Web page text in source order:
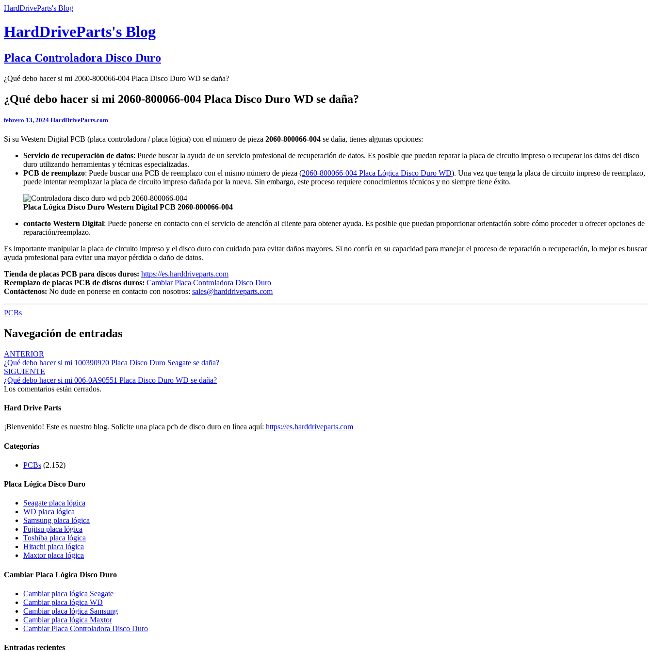
HardDriveParts's Blog
HardDriveParts's Blog
Placa Controladora Disco Duro
¿Qué debo hacer si mi 2060-800066-004 Placa Disco Duro WD se daña?
¿Qué debo hacer si mi 2060-800066-004 Placa Disco Duro WD se daña?
febrero 13, 2024 HardDriveParts.com
Si su Western Digital PCB (placa controladora / placa lógica) con el número de pieza 2060-800066-004 se daña, tienes algunas opciones:
Servicio de recuperación de datos: Puede buscar la ayuda de un servicio profesional de recuperación de datos. Es posible que puedan reparar la placa de circuito impreso o recuperar los datos del disco
duro utilizando herramientas y técnicas especializadas.
PCB de reemplazo: Puede buscar una PCB de reemplazo con el mismo número de pieza (2060-800066-004 Placa Lógica Disco Duro WD). Una vez que tenga la placa de circuito impreso de reemplazo,
puede intentar reemplazar la placa de circuito impreso dañada por la nueva. Sin embargo, este proceso requiere conocimientos técnicos y no siempre tiene éxito.
Placa Lógica Disco Duro Western Digital PCB 2060-800066-004
contacto Western Digital: Puede ponerse en contacto con el servicio de atención al cliente para obtener ayuda. Es posible que puedan proporcionar orientación sobre cómo proceder u ofrecer opciones de
reparación/reemplazo.
Es importante manipular la placa de circuito impreso y el disco duro con cuidado para evitar daños mayores. Si no confía en su capacidad para manejar el proceso de reparación o recuperación, lo mejor es buscar
ayuda profesional para evitar una mayor pérdida o daño de datos.
Tienda de placas PCB para discos duros: https://es.harddriveparts.com
Reemplazo de placas PCB de discos duros: Cambiar Placa Controladora Disco Duro
Contáctenos: No dude en ponerse en contacto con nosotros: sales@harddriveparts.com
PCBs
Navegación de entradas
ANTERIOR
¿Qué debo hacer si mi 100390920 Placa Disco Duro Seagate se daña?
SIGUIENTE
¿Qué debo hacer si mi 006-0A90551 Placa Disco Duro WD se daña?
Los comentarios están cerrados.
Hard Drive Parts
¡Bienvenido! Este es nuestro blog. Solicite una placa pcb de disco duro en línea aquí: https://es.harddriveparts.com
Categorías
PCBs (2.152)
Placa Lógica Disco Duro
Seagate placa lógica
WD placa lógica
Samsung placa lógica
Fujitsu placa lógica
Toshiba placa lógica
Hitachi placa lógica
Maxtor placa lógica
Cambiar Placa Lógica Disco Duro
Cambiar placa lógica Seagate
Cambiar placa lógica WD
Cambiar placa lógica Samsung
Cambiar placa lógica Maxtor
Cambiar Placa Controladora Disco Duro
Entradas recientes